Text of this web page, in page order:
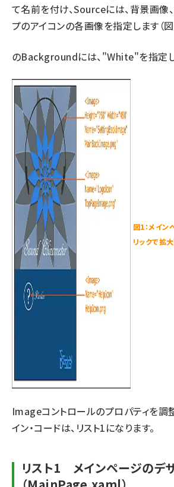
て名前を付け、Sourceには、背景画像
プのアイコンの各画像を指定します（図1
のBackgroundには、"White"を指定し
図1：メイン
リックで拡大
Imageコントロールのプロパティを調
イン・コードは、リスト1になります。
リスト1 メインページのデ